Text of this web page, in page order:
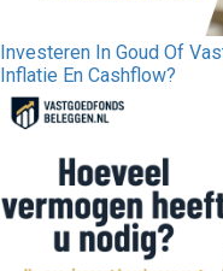
Investeren In Goud Of
Inflatie En Cashflow?